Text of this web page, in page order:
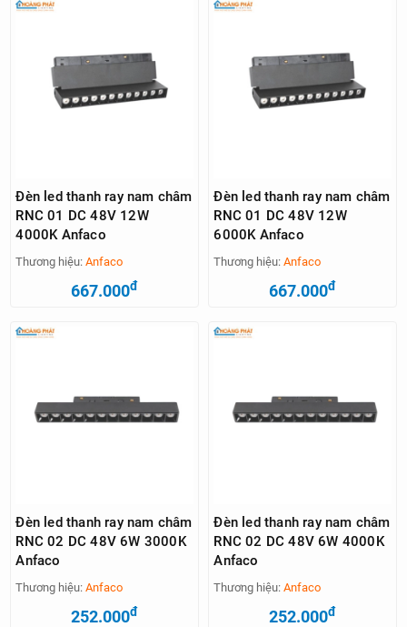
Đèn led thanh ray nam châm
RNC 01 DC 48V 12W
4000K Anfaco
Thương hiệu:Anfaco
667.000đ
Đèn led thanh ray nam châm
RNC 01 DC 48V 12W
6000K Anfaco
Thương hiệu:Anfaco
667.000đ
Đèn led thanh ray nam châm
RNC 02 DC 48V 6W 3000K
Anfaco
Thương hiệu:Anfaco
252.000đ
Đèn led thanh ray nam châm
RNC 02 DC 48V 6W 4000K
Anfaco
Thương hiệu:Anfaco
252.000đ